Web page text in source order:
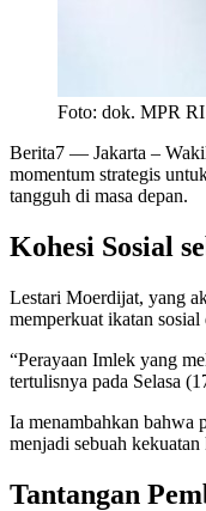
Foto: dok. MPR RI
Berita7 — Jakarta –
momentum strategis
tangguh di masa depan.
Kohesi Sosial
Lestari Moerdijat, yang
memperkuat ikatan sosial
“Perayaan Imlek yang
tertulisnya pada Selasa
Ia menambahkan bahwa
menjadi sebuah
Tantangan